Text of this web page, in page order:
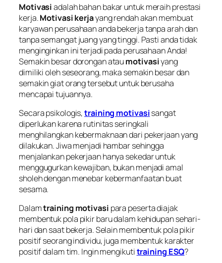
Motivasiadalah bahan bakar untuk meraih prestasi
kerja.Motivasi kerjayang rendah akan membuat
karyawan perusahaan anda bekerja tanpa arah dan
tanpa semangat juang yang tinggi. Pasti anda tidak
menginginkan ini terjadi pada perusahaan Anda!
Semakin besar dorongan ataumotivasiyang
dimiliki oleh seseorang, maka semakin besar dan
semakin giat orang tersebut untuk berusaha
mencapai tujuannya.
Secara psikologis,training motivasisangat
diperlukan karena rutinitas seringkali
menghilangkan kebermaknaan dari pekerjaan yang
dilakukan. Jiwa menjadi hambar sehingga
menjalankan pekerjaan hanya sekedar untuk
menggugurkan kewajiban, bukan menjadi amal
sholeh dengan menebar kebermanfaatan buat
sesama.
Dalamtraining motivasi para peserta diajak
membentuk pola pikir baru dalam kehidupan sehari-
hari dan saat bekerja. Selain membentuk pola pikir
positif seorang individu, juga membentuk karakter
positif dalam tim. Ingin mengikutitraining ESQ?